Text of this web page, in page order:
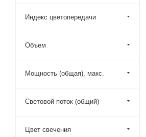
Индекс цветопередачи
Объем
Мощность (общая), макс.
Световой поток (общий)
Цвет свечения